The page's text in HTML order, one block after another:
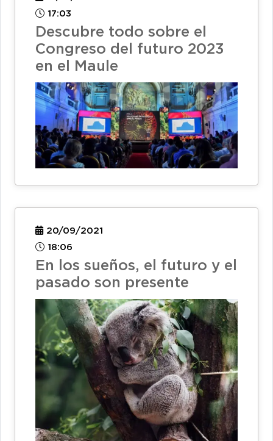
17:03
Descubre todo sobre el
Congreso del futuro 2023
en el Maule
20/09/2021
18:06
En los sueños, el futuro y el
pasado son presente